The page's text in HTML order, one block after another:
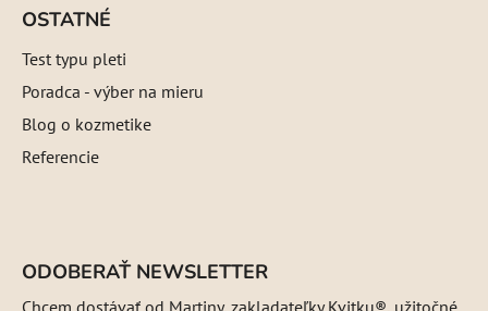
OSTATNÉ
Test typu pleti
Poradca - výber na mieru
Blog o kozmetike
Referencie
ODOBERAŤ NEWSLETTER
Chcem dostávať od Martiny, zakladateľky Kvitku®, užitočné